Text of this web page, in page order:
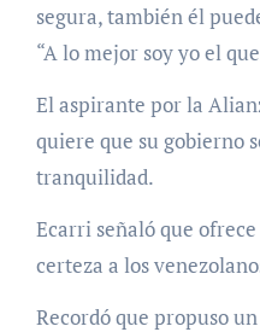
segura, también él
“A lo mejor soy yo el
El aspirante por la
quiere que su gobierno
tranquilidad.
Ecarri señaló que
certeza a los
Recordó que propuso